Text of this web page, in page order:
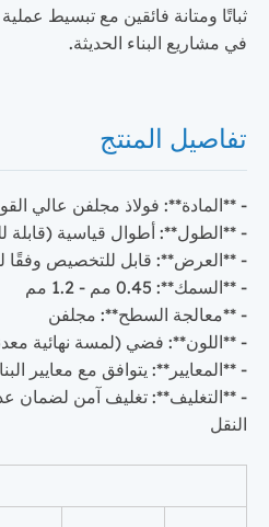
ثباتًا ومتانة فائقين مع تبسيط
في مشاريع البناء الحديثة.
تفاصيل المنتج
- **المادة**: فولاذ مجلفن عالي
- **الطول**: أطوال قياسية
- **العرض**: قابل للتخصيص وفقًا
- **السمك**: 0.45 مم - 1.2 مم
- **معالجة السطح**: مجلفن
- **اللون**: فضي (لمسة نهائية
- **المعايير**: يتوافق مع معايير
- **التغليف**: تغليف آمن لضمان
النقل